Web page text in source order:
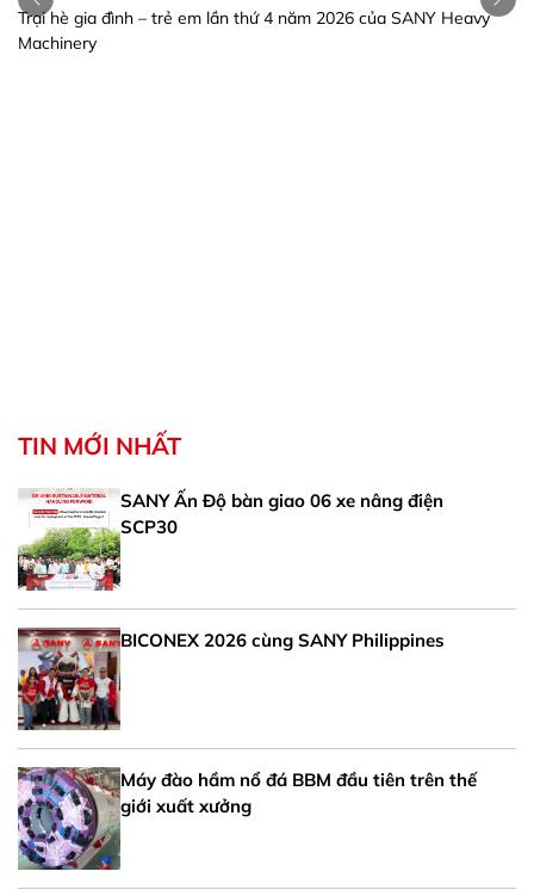
2026 của SANY Heavy
TIN MỚI NHẤT
SANY Ấn Độ bàn giao 06 xe nâng điện
SCP30
BICONEX 2026 cùng SANY Philippines
Máy đào hầm nổ đá BBM đầu tiên trên thế
giới xuất xưởng